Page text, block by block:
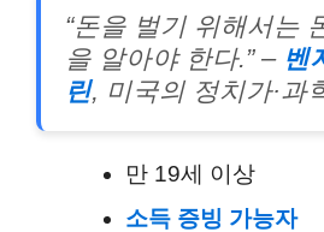
“돈을 벌기 위해서는
을 알아야 한다.” – 벤
린, 미국의 정치가·과
만 19세 이상
소득 증빙 가능자